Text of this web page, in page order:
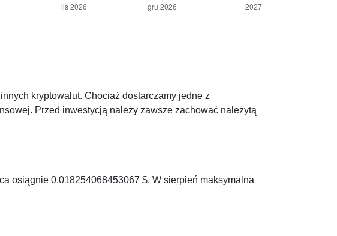
kryptowalut. Chociaż dostarczamy jedne z
Przed inwestycją należy zawsze zachować należytą
osiągnie 0.018254068453067 $. W sierpień maksymalna